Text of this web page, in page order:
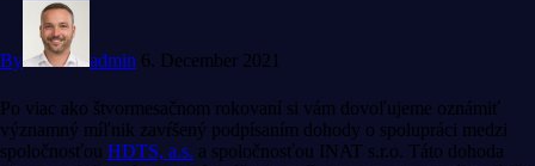
By admin 6. December 2021
Po viac ako štvormesačnom rokovaní si vám dovoľujeme oznámiť
významný míľnik zavŕšený podpísaním dohody o spolupráci medzi
spoločnosťou HDTS, a.s. a spoločnosťou INAT s.r.o. Táto dohoda